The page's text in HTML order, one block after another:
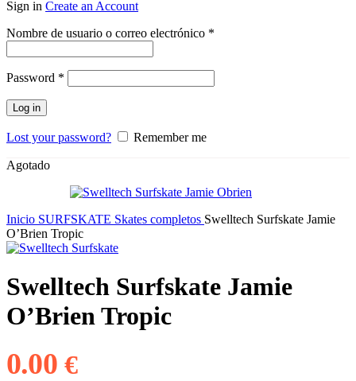
Sign in Create an Account
Nombre de usuario o correo electrónico *
Password *
Log in
Lost your password? Remember me
Agotado
Inicio SURFSKATE Skates completos Swelltech Surfskate Jamie
O’Brien Tropic
Swelltech Surfskate Jamie
O’Brien Tropic
0.00 €